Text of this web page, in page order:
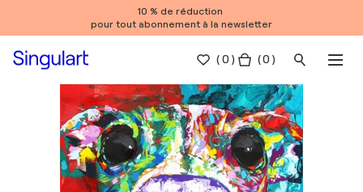
10 % de réduction
pour tout abonnement à la newsletter
(0 ) ( 0 )